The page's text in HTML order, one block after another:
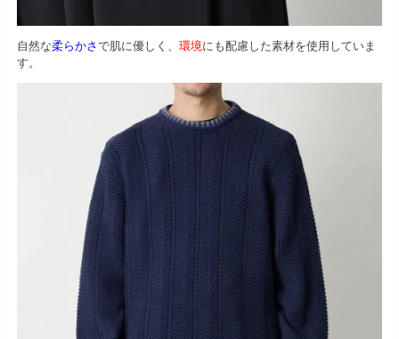
自然な柔らかさで肌に優しく、 環境にも配慮した素材を使用していま
す。